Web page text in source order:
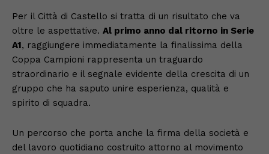
Per il Città di Castello si tratta di un risultato che va
oltre le aspettative. Al primo anno dal ritorno in Serie
A1, raggiungere immediatamente la finalissima della
Coppa Campioni rappresenta un traguardo
straordinario e il segnale evidente della crescita di un
gruppo che ha saputo unire esperienza, qualità e
spirito di squadra.
Un percorso che porta anche la firma della società e
del lavoro quotidiano costruito attorno al movimento